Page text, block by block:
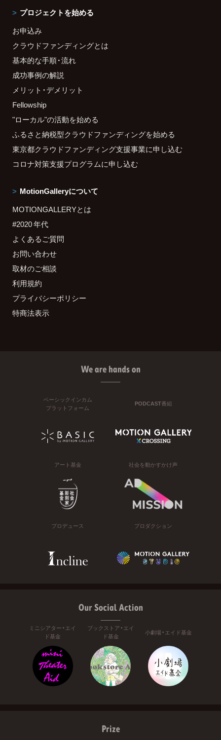
プロジェクトを始める
お申込み
クラウドファンディングとは
基本的な手順・流れ
成功事例の解説
メリット・デメリット
Fellowship
"ローカル"の活動を始める
ふるさと納税型クラウドファンディングを始める
東京都クラウドファンディング支援事業に申し込む
コロナ対策支援プログラムに申し込む
MotionGalleryについて
MOTIONGALLERYとは
#2020 年代
よくあるご質問
お問い合わせ
取材のご相談
利用規約
プライバシーポリシー
特商法表示
We are hands on
ベーシックインカム
プラットフォーム
PODCAST番組
アート基金 社会を動かすかけ声
プロデュース プロダクション
Our Social Action
ミニシアター・エイ
ド基金
ブックストア・エイ
ド基金
小劇場・エイド基金
Prize